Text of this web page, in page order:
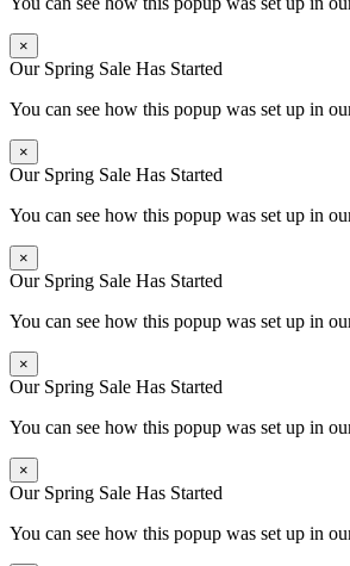
×
Our Spring Sale Has Started
You can see how this popup was set up in
×
Our Spring Sale Has Started
You can see how this popup was set up in
×
Our Spring Sale Has Started
You can see how this popup was set up in
×
Our Spring Sale Has Started
You can see how this popup was set up in
×
Our Spring Sale Has Started
You can see how this popup was set up in